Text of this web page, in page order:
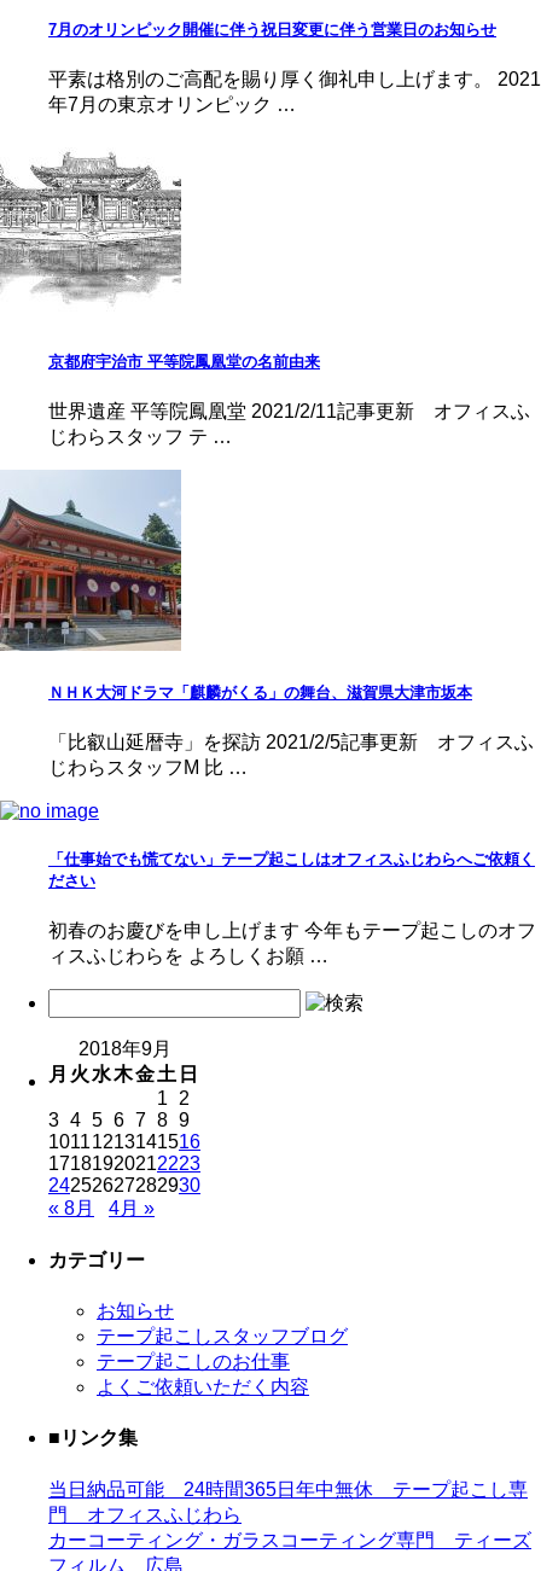
7月のオリンピック開催に伴う祝日変更に伴う営業日のお知らせ
平素は格別のご高配を賜り厚く御礼申し上げます。 2021
年7月の東京オリンピック …
京都府宇治市 平等院鳳凰堂の名前由来
世界遺産 平等院鳳凰堂 2021/2/11記事更新 オフィスふ
じわらスタッフ テ …
ＮＨＫ大河ドラマ「麒麟がくる」の舞台、滋賀県大津市坂本
「比叡山延暦寺」を探訪 2021/2/5記事更新 オフィスふ
じわらスタッフM 比 …
「仕事始でも慌てない」テープ起こしはオフィスふじわらへご依頼く
ださい
初春のお慶びを申し上げます 今年もテープ起こしのオフ
ィスふじわらを よろしくお願 …
2018年9月
月 火水木金土 日
1 2
3 4 5 6 7 8 9
10111213141516
17181920212223
24252627282930
« 8月
4月 »
カテゴリー
お知らせ
テープ起こしスタッフブログ
テープ起こしのお仕事
よくご依頼いただく内容
■リンク集
当日納品可能 24時間365日年中無休 テープ起こし専
門 オフィスふじわら
カーコーティング・ガラスコーティング専門 ティーズ
フィルム 広島